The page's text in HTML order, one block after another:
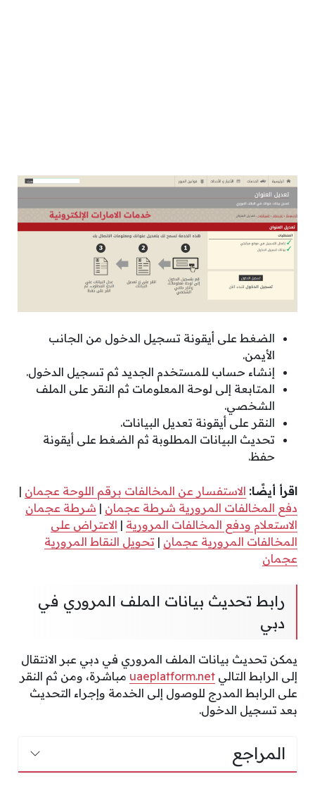
الضغط على أيقونة تسجيل الدخول من الجانب
الأيمن.
إنشاء حساب للمستخدم الجديد ثم تسجيل الدخول.
المتابعة إلى لوحة المعلومات ثم النقر على الملف
الشخصي.
النقر على أيقونة تعديل البيانات.
تحديث البيانات المطلوبة ثم الضغط على أيقونة
حفظ.
اقرأ أيضًا: الاستفسار عن المخالفات برقم اللوحة عجمان |
دفع المخالفات المرورية شرطة عجمان | شرطة عجمان
الاستعلام ودفع المخالفات المرورية | الاعتراض على
المخالفات المرورية عجمان | تحويل النقاط المرورية
عجمان
رابط تحديث بيانات الملف المروري في
دبي
يمكن تحديث بيانات الملف المروري في دبي عبر الانتقال
إلى الرابط التالي uaeplatform.net مباشرة، ومن ثم النقر
على الرابط المدرج للوصول إلى الخدمة وإجراء التحديث
بعد تسجيل الدخول.
المراجع